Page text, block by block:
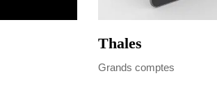
Thales
Grands comptes